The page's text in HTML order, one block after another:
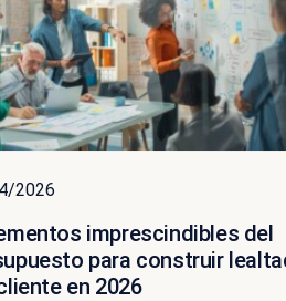
2026
imprescindibles del
para construir
en 2026